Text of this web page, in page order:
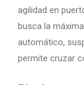
agilidad en
busca la
automático,
permite cruzar